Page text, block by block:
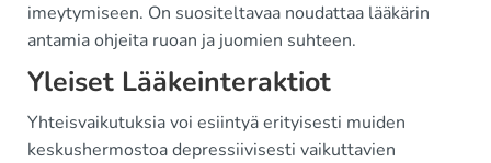
imeytymiseen. On suositeltavaa noudattaa lääkärin
antamia ohjeita ruoan ja juomien suhteen.
Yleiset Lääkeinteraktiot
Yhteisvaikutuksia voi esiintyä erityisesti muiden
keskushermostoa depressiivisesti vaikuttavien